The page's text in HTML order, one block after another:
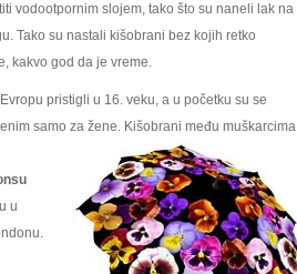
vodootpornim slojem, tako što su naneli lak na
Tako su nastali kišobrani bez kojih retko
kakvo god da je vreme.
pristigli u 16. veku, a u početku su se
samo za žene. Kišobrani među muškarcima
u